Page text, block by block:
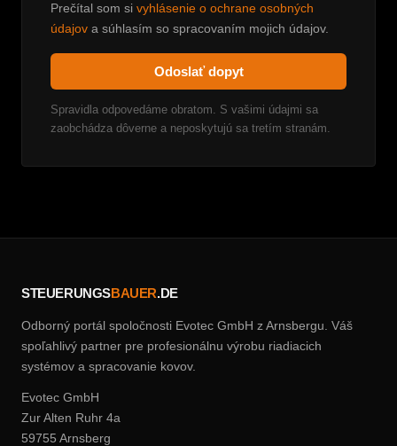
Prečítal som si vyhlásenie o ochrane osobných
údajov a súhlasím so spracovaním mojich údajov.
Odoslať dopyt
Spravidla odpovedáme obratom. S vašimi údajmi sa
zaobchádza dôverne a neposkytujú sa tretím stranám.
STEUERUNGSBAUER.DE
Odborný portál spoločnosti Evotec GmbH z Arnsbergu. Váš
spoľahlivý partner pre profesionálnu výrobu riadiacich
systémov a spracovanie kovov.
Evotec GmbH
Zur Alten Ruhr 4a
59755 Arnsberg